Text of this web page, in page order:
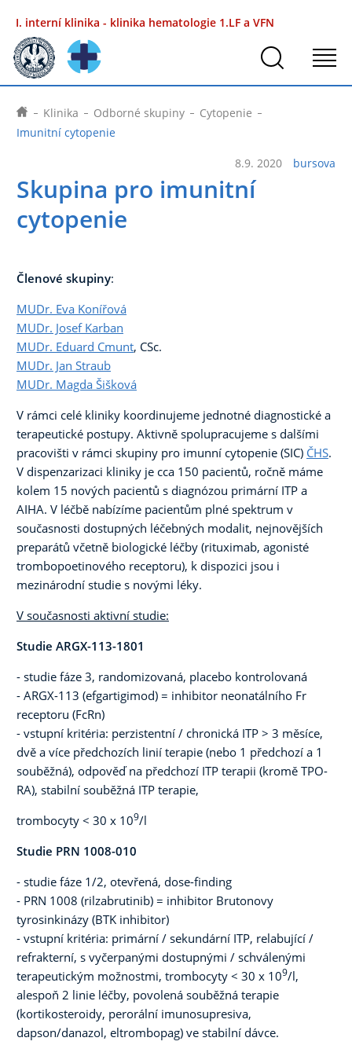
I. interní klinika - klinika hematologie 1.LF a VFN
Klinika Odborné skupiny
Cytopenie
Imunitní cytopenie
8.9. 2020 bursova
Skupina pro imunitní
cytopenie
Členové skupiny:
MUDr. Eva Konířová
MUDr. Josef Karban
MUDr. Eduard Cmunt, CSc.
MUDr. Jan Straub
MUDr. Magda Šišková
V rámci celé kliniky koordinujeme jednotné diagnostické a
terapeutické postupy. Aktivně spolupracujeme s dalšími
pracovišti v rámci skupiny pro imunní cytopenie (SIC) ČHS.
V dispenzarizaci kliniky je cca 150 pacientů, ročně máme
kolem 15 nových pacientů s diagnózou primární ITP a
AIHA. V léčbě nabízíme pacientům plné spektrum v
současnosti dostupných léčebných modalit, nejnovějších
preparátů včetně biologické léčby (rituximab, agonisté
trombopoetinového receptoru), k dispozici jsou i
mezinárodní studie s novými léky.
V současnosti aktivní studie:
Studie ARGX-113-1801
- studie fáze 3, randomizovaná, placebo kontrolovaná
- ARGX-113 (efgartigimod) = inhibitor neonatálního Fr
receptoru (FcRn)
- vstupní kritéria: perzistentní / chronická ITP> 3 měsíce,
dvě a více předchozích linií terapie (nebo 1 předchozí a 1
souběžná), odpověď na předchozí ITP terapii (kromě TPO-
RA), stabilní souběžná ITP terapie,
trombocyty < 30 x 109/l
Studie PRN 1008-010
- studie fáze 1/2, otevřená, dose-finding
- PRN 1008 (rilzabrutinib) = inhibitor Brutonovy
tyrosinkinázy (BTK inhibitor)
- vstupní kritéria: primární / sekundární ITP, relabující /
refrakterní, s vyčerpanými dostupnými / schválenými
terapeutickým možnostmi, trombocyty < 30 x 109/l,
alespoň 2 linie léčby, povolená souběžná terapie
(kortikosteroidy, perorální imunosupresiva,
dapson/danazol, eltrombopag) ve stabilní dávce.